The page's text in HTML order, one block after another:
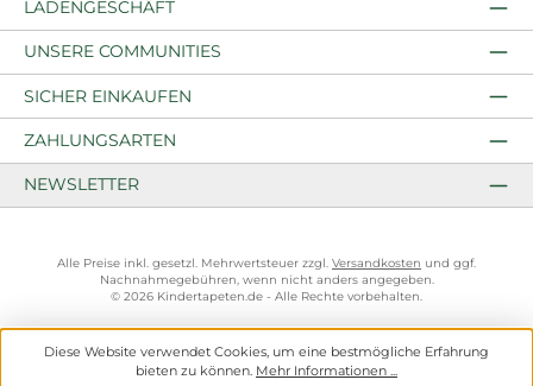
LADENGESCHÄFT
UNSERE COMMUNITIES
SICHER EINKAUFEN
ZAHLUNGSARTEN
NEWSLETTER
Alle Preise inkl. gesetzl. Mehrwertsteuer zzgl. Versandkosten und ggf.
Nachnahmegebühren, wenn nicht anders angegeben.
© 2026 Kindertapeten.de - Alle Rechte vorbehalten.
Diese Website verwendet Cookies, um eine bestmögliche Erfahrung
bieten zu können. Mehr Informationen ...